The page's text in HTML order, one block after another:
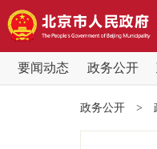
要闻动态 政务公开
政务公开 >